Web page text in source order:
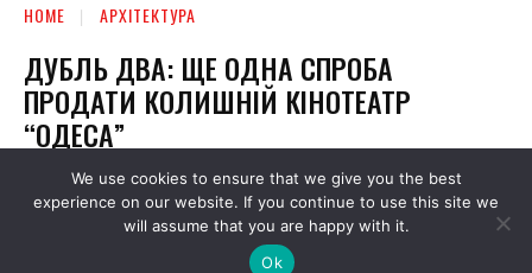
We use cookies to ensure that we give you the best
experience on our website. If you continue to use this site we
will assume that you are happy with it.
Ok